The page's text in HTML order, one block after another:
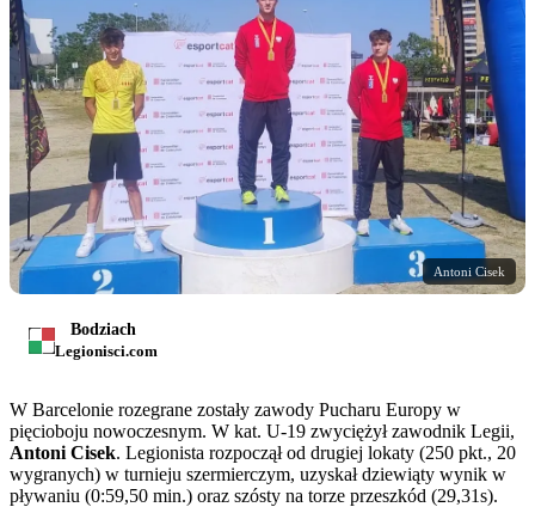
Antoni Cisek
Bodziach
Legionisci.com
W Barcelonie rozegrane zostały zawody Pucharu Europy w
pięcioboju nowoczesnym. W kat. U-19 zwyciężył zawodnik Legii,
Antoni Cisek. Legionista rozpoczął od drugiej lokaty (250 pkt., 20
wygranych) w turnieju szermierczym, uzyskał dziewiąty wynik w
pływaniu (0:59,50 min.) oraz szósty na torze przeszkód (29,31s).